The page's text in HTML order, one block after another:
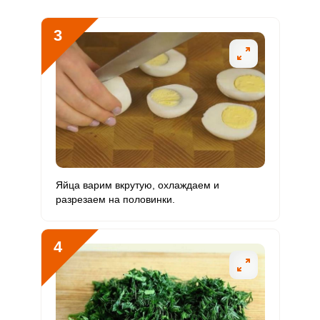
Кремний 30 мг
Магний 202.4 мг 400 мг 12.6
Натрий 730.6 мг 1300 мг 2.5 14
Сера 1291.1 мг 11.5 64.6
Фосфор 1319.3 мг 800 мг
Хлор 188.2 мг 2300 мг 0.4
Железо 16.5 мг 18 мг 4.1
Йод 22 мкг 150 мкг 0.7
Кобальт 11.3 мкг 10 мкг 5 28.3
3
Яйца варим вкрутую, охлаждаем и
разрезаем на половинки.
4